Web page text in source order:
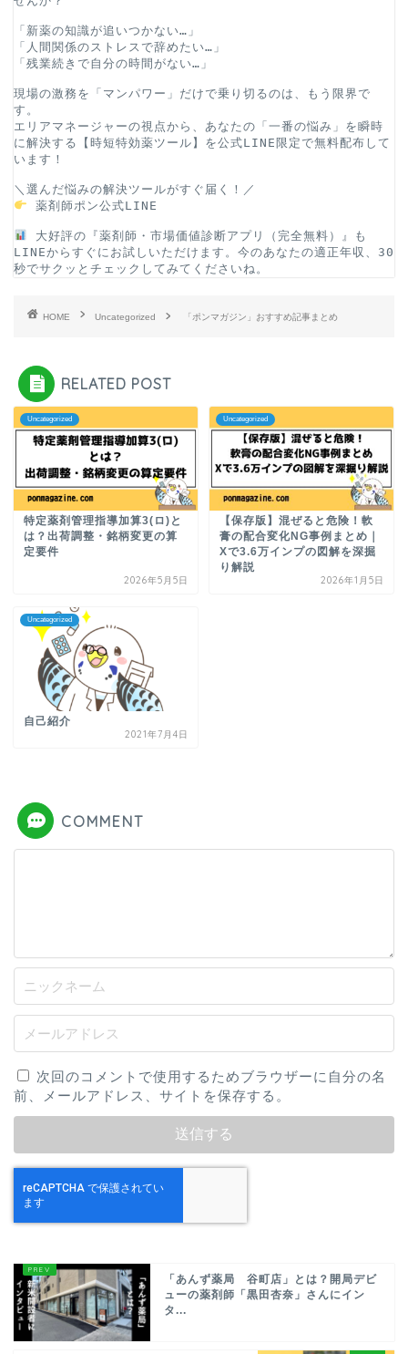
「新薬の知識が追いつかない…」
「人間関係のストレスで辞めたい…」
「残業続きで自分の時間がない…」
現場の激務を「マンパワー」だけで乗り切るのは、もう限界で
す。
エリアマネージャーの視点から、あなたの「一番の悩み」を瞬時
に解決する【時短特効薬ツール】を公式LINE限定で無料配布して
います！
＼選んだ悩みの解決ツールがすぐ届く！／
薬剤師ポン公式LINE
大好評の『薬剤師・市場価値診断アプリ（完全無料）』も
LINEからすぐにお試しいただけます。今のあなたの適正年収、30
秒でサクッとチェックしてみてくださいね。
HOME Uncategorized 「ポンマガジン」おすすめ記事まとめ
RELATED POST
Uncategorized
特定薬剤管理指導加算3(ロ)と
は？出荷調整・銘柄変更の算
定要件
2026年5月5日
Uncategorized
【保存版】混ぜると危険！軟
膏の配合変化NG事例まとめ｜
Xで3.6万インプの図解を深掘
り解説
2026年1月5日
Uncategorized
自己紹介
2021年7月4日
COMMENT
次回のコメントで使用するためブラウザーに自分の名
前、メールアドレス、サイトを保存する。
「あんず薬局 谷町店」とは？開局デビ
ューの薬剤師「黒田杏奈」さんにイン
タ...